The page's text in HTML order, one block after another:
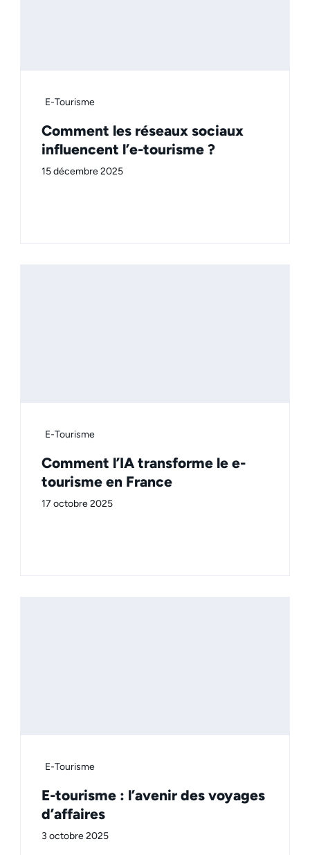
E-Tourisme
Comment les réseaux sociaux
influencent l’e-tourisme ?
15 décembre 2025
E-Tourisme
Comment l’IA transforme le e-
tourisme en France
17 octobre 2025
E-Tourisme
E-tourisme : l’avenir des voyages
d’affaires
3 octobre 2025